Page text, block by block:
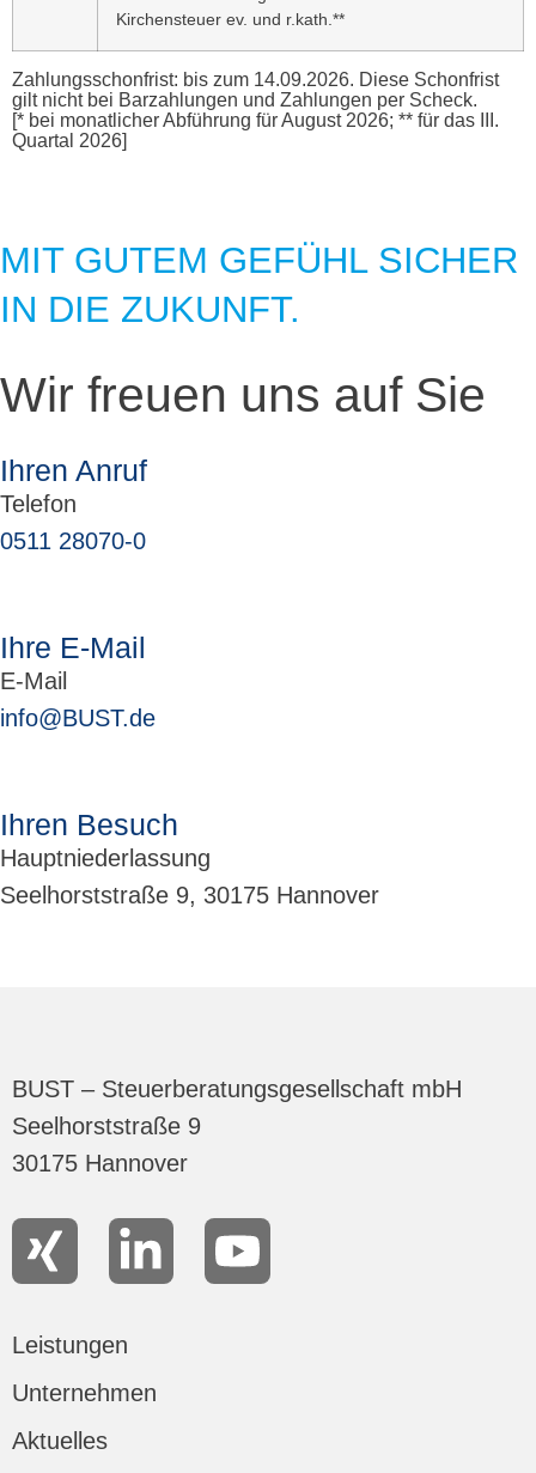
Kirchensteuer ev. und r.kath.**
Zahlungsschonfrist: bis zum 14.09.2026. Diese Schonfrist
gilt nicht bei Barzahlungen und Zahlungen per Scheck.
[* bei monatlicher Abführung für August 2026; ** für das III.
Quartal 2026]
MIT GUTEM GEFÜHL SICHER
IN DIE ZUKUNFT.
Wir freuen uns auf Sie
Ihren Anruf
Telefon
0511 28070-0
Ihre E-Mail
E-Mail
info@BUST.de
Ihren Besuch
Hauptniederlassung
Seelhorststraße 9, 30175 Hannover
BUST – Steuerberatungsgesellschaft mbH
Seelhorststraße 9
30175 Hannover
Leistungen
Unternehmen
Aktuelles